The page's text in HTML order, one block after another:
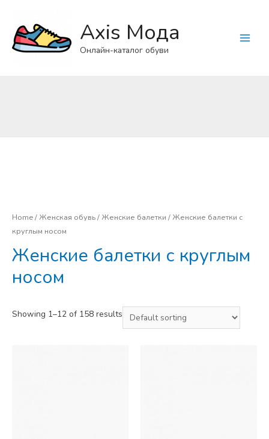
Axis Мода
Онлайн-каталог обуви
Home/Женская обувь/Женские балетки / Женские балетки с
круглым носом
Женские балетки с круглым
носом
Showing 1–12 of 158 results